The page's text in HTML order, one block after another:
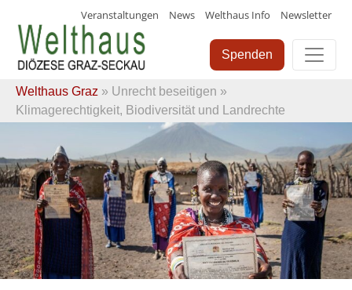
Skip
content
Veranstaltungen News Welthaus Info Newsletter
Spenden
Welthaus Graz » Unrecht beseitigen »
Klimagerechtigkeit, Biodiversität und Landrechte